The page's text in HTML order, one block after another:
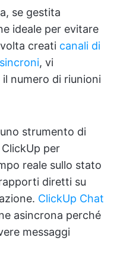
se gestita
ideale per evitare
creati canali di
, vi
numero di riunioni
strumento di
per
reale sullo stato
diretti su
ClickUp Chat
asincrona perché
messaggi